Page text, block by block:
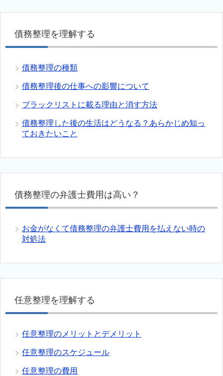
債務整理を理解する
債務整理の種類
債務整理後の仕事への影響について
ブラックリストに載る理由と消す方法
債務整理した後の生活はどうなる？あらかじめ知っ
ておきたいこと
債務整理の弁護士費用は高い？
お金がなくて債務整理の弁護士費用を払えない時の
対処法
任意整理を理解する
任意整理のメリットとデメリット
任意整理のスケジュール
任意整理の費用